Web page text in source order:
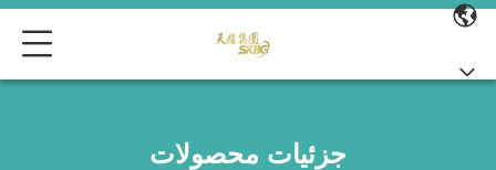
جزئیات محصولات